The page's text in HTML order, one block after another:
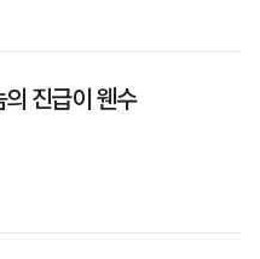
의 진급이 웬수